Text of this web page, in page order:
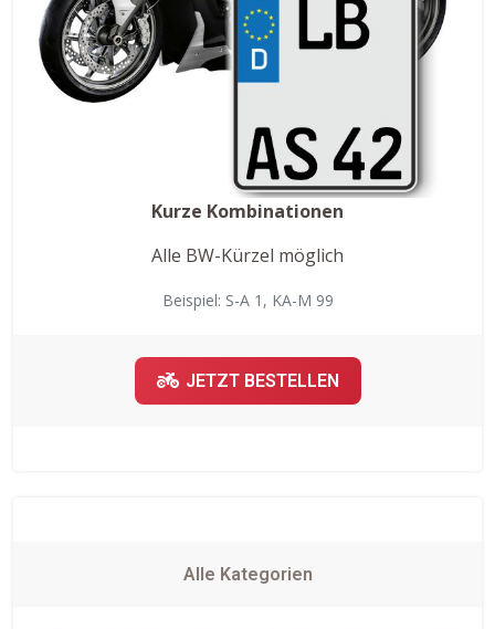
Kurze Kombinationen
Alle BW-Kürzel möglich
Beispiel: S-A 1, KA-M 99
JETZT BESTELLEN
Alle Kategorien